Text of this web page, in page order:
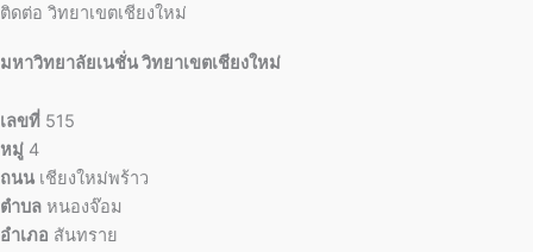
ติดต่อ วิทยาเขตเชียงใหม่
มหาวิทยาลัยเนชั่น วิทยาเขตเชียงใหม่
เลขที่ 515
หมู่ 4
ถนน เชียงใหม่พร้าว
ตำบล หนองจ๊อม
อำเภอ สันทราย